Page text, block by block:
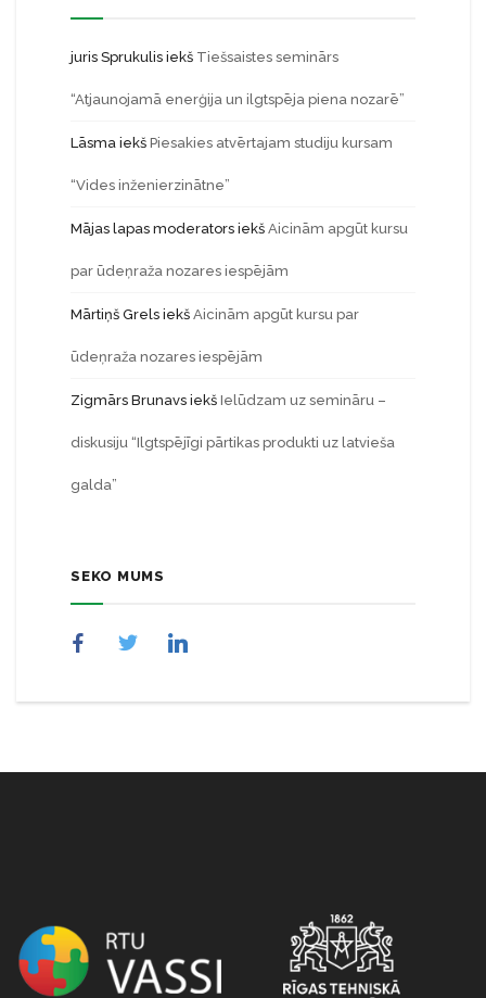
juris Sprukulis iekš Tiešsaistes seminārs
“Atjaunojamā enerģija un ilgtspēja piena nozarē”
Lāsma iekš Piesakies atvērtajam studiju kursam
“Vides inženierzinātne”
Mājas lapas moderators iekš Aicinām apgūt kursu
par ūdeņraža nozares iespējām
Mārtiņš Grels iekš Aicinām apgūt kursu par
ūdeņraža nozares iespējām
Zigmārs Brunavs iekš Ielūdzam uz semināru –
diskusiju “Ilgtspējīgi pārtikas produkti uz latvieša
galda”
SEKO MUMS